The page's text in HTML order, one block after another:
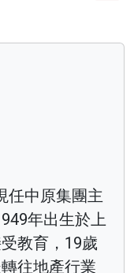
任中原集團主
年出生於上
教育，19歲
往地產行業